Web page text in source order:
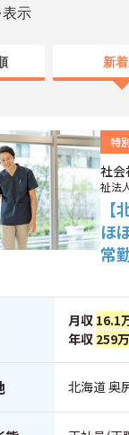
示
新
特
社会
祉法
ほ
常
月収 16.1
年収 259
北海道 奥